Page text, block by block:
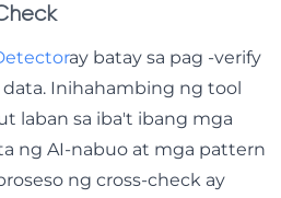
ay batay sa pag -verify
Inihahambing ng tool
laban sa iba't ibang mga
ng AI-nabuo at mga pattern
ng cross-check ay